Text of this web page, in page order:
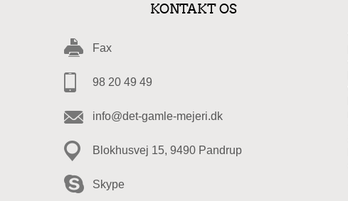
KONTAKT OS
Fax
98 20 49 49
info@det-gamle-mejeri.dk
Blokhusvej 15, 9490 Pandrup
Skype